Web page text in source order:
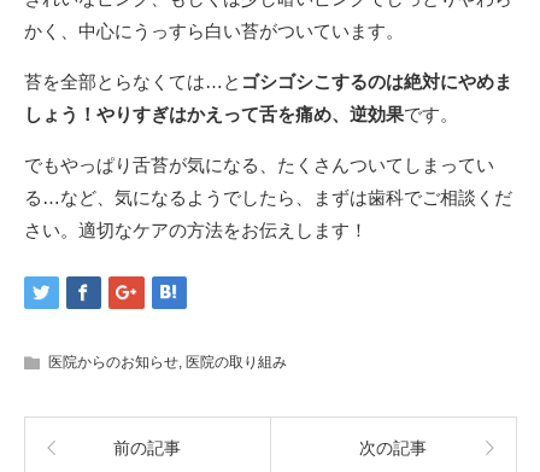
かく、中心にうっすら白い苔がついています。
苔を全部とらなくては…と ゴシゴシこするのは絶対にやめま
しょう！やりすぎはかえって舌を痛め、逆効果です。
でもやっぱり舌苔が気になる、たくさんついてしまってい
る…など、気になるようでしたら、まずは歯科でご相談くだ
さい。適切なケアの方法をお伝えします！
医院からのお知らせ, 医院の取り組み
前の記事 次の記事